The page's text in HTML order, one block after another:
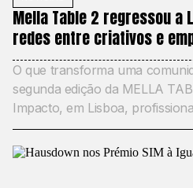
Mella Table 2 regressou a
redes entre criativos e
O que transforma uma
segunda edição da MELLA
Impacto, em Lisboa,